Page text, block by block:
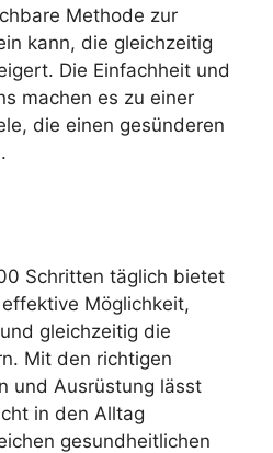
Methode zur
kann, die gleichzeitig
Die Einfachheit und
machen es zu einer
die einen gesünderen
Schritten täglich bietet
Möglichkeit,
gleichzeitig die
Mit den richtigen
und Ausrüstung lässt
in den Alltag
gesundheitlichen